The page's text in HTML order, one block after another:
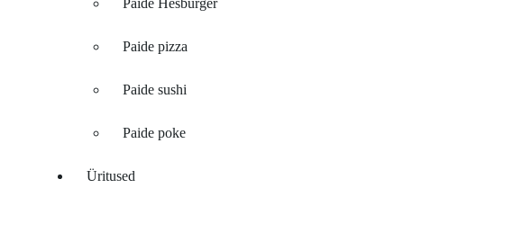
Paide Hesburger
Paide pizza
Paide sushi
Paide poke
Üritused